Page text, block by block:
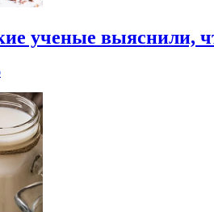
ученые выяснили,